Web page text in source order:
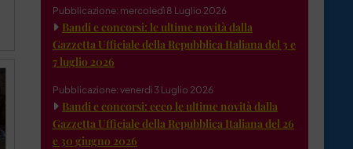
Pubblicazione: mercoledì 8 Luglio 2026
Bandi e concorsi: le ultime novità dalla
Gazzetta Ufficiale della Repubblica Italiana del 3 e
7 luglio 2026
Pubblicazione: venerdì 3 Luglio 2026
Bandi e concorsi: ecco le ultime novità dalla
Gazzetta Ufficiale della Repubblica Italiana del 26
e 30 giugno 2026